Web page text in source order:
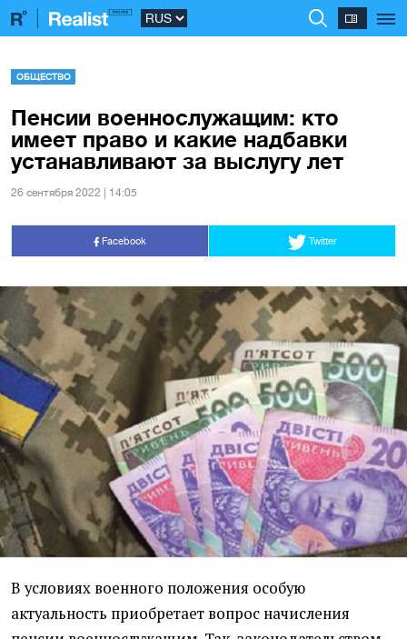
ОБЩЕСТВО
Пенсии военнослужащим: кто
имеет право и какие надбавки
устанавливают за выслугу лет
26 сентября 2022 | 14:05
Facebook Twitter
В условиях военного положения особую
актуальность приобретает вопрос начисления